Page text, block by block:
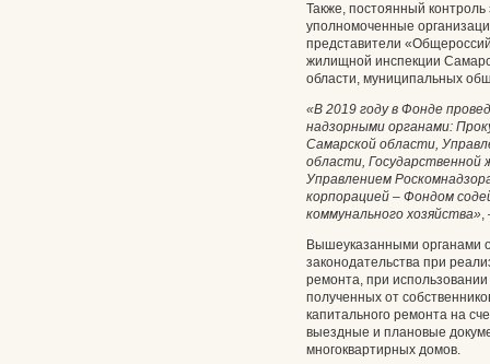
Также, постоянный
уполномоченные
представители
жилищной инспекции
области, муниципальных
«В 2019 году в Фонде
надзорными органами:
Самарской области,
области, Государственной
Управлением
корпорацией – Фондом
коммунального хозяйства»,
Вышеуказанными органами
законодательства при
ремонта, при использовании
полученных от
капитального ремонта на
выездные и плановые
многоквартирных домов.